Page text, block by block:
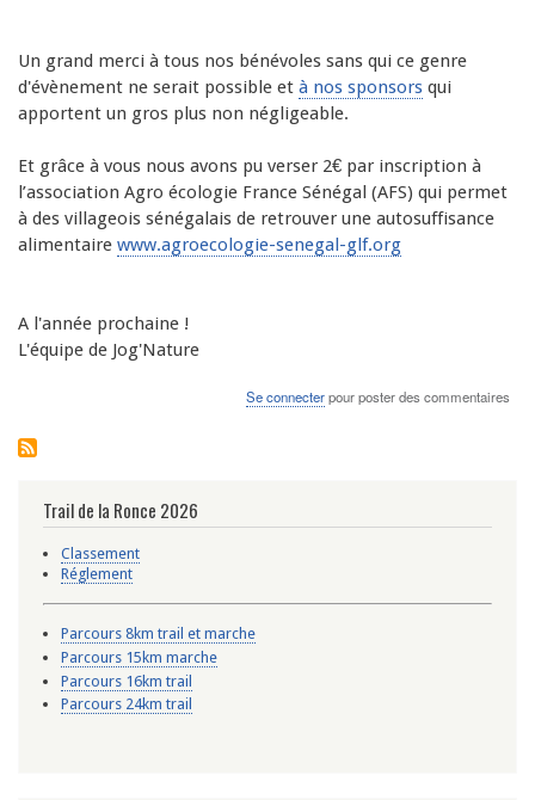
Un grand merci à tous nos bénévoles sans qui ce genre
d'évènement ne serait possible et à nos sponsors qui
apportent un gros plus non négligeable.
Et grâce à vous nous avons pu verser 2€ par inscription à
l’association Agro écologie France Sénégal (AFS) qui permet
à des villageois sénégalais de retrouver une autosuffisance
alimentaire www.agroecologie-senegal-glf.org
A l'année prochaine !
L'équipe de Jog'Nature
Se connecterpour poster des commentaires
Trail de la Ronce 2026
Classement
Réglement
Parcours 8km trail et marche
Parcours 15km marche
Parcours 16km trail
Parcours 24km trail